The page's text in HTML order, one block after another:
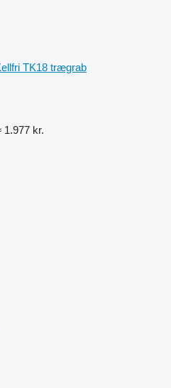
TK18 trægrab
1.977 kr.